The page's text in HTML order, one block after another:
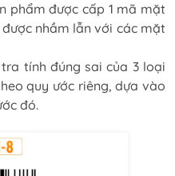
phẩm được cấp 1 mã mặt
nhầm lẫn với các mặt
tính đúng sai của 3 loại
quy ước riêng, dựa vào
đó.